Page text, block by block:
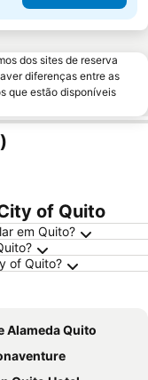
dos sites de reserva
diferenças entre as
que estão disponíveis
of Quito
em Quito?
of Quito?
Alameda Quito